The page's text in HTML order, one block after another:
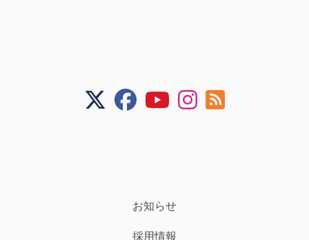
お知らせ
採用情報